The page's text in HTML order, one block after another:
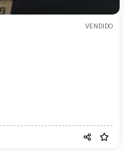
VENDIDO